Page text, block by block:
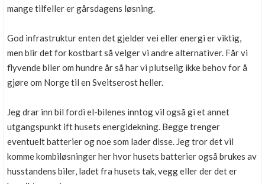
mange tilfeller er gårsdagens løsning.
God infrastruktur enten det gjelder vei eller energi er viktig,
men blir det for kostbart så velger vi andre alternativer. Får vi
flyvende biler om hundre år så har vi plutselig ikke behov for å
gjøre om Norge til en Sveitserost heller.
Jeg drar inn bil fordi el-bilenes inntog vil også gi et annet
utgangspunkt ift husets energidekning. Begge trenger
eventuelt batterier og noe som lader disse. Jeg tror det vil
komme kombiløsninger her hvor husets batterier også brukes av
husstandens biler, ladet fra husets tak, vegg eller der det er